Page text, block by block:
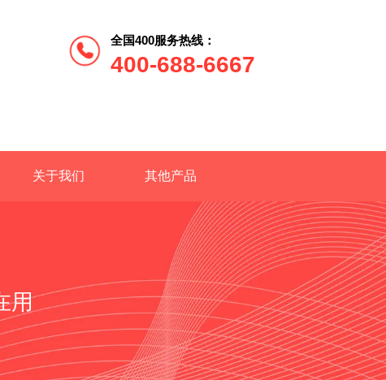
全国400服务热线：
400-688-6667
关于我们 其他产品
用